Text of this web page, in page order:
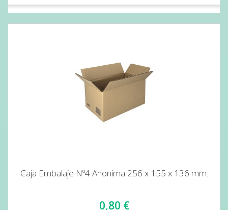
Caja Embalaje Nº4 Anonima 256 x 155 x 136 mm.
0,80 €